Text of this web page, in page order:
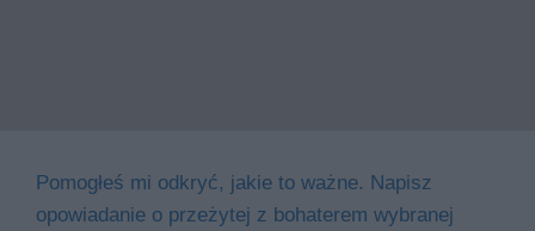
Pomogłeś mi odkryć, jakie to ważne. Napisz
opowiadanie o przeżytej z bohaterem wybranej